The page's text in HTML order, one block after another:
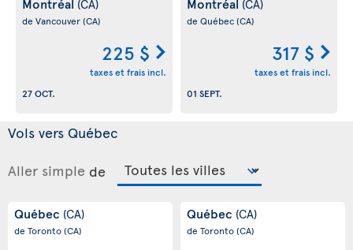
(CA)
de Vancouver(CA)
225 $
taxes et frais incl.
27 OCT.
(CA)
de Québec(CA)
317 $
taxes et frais incl.
01 SEPT.
Vols vers Québec
Aller simple de
Québec (CA)
de Toronto(CA)
Québec (CA)
de Toronto(CA)